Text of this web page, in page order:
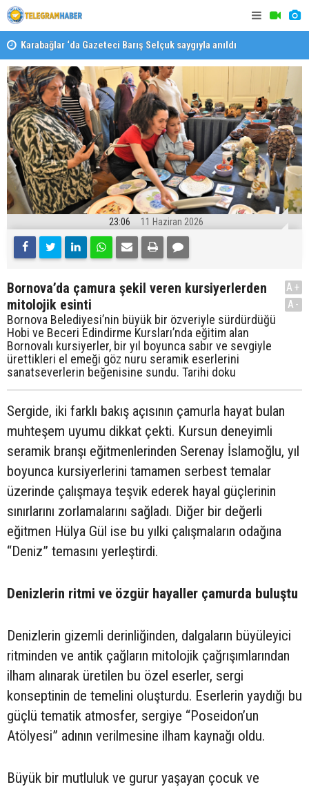
Karabağlar ‘da Gazeteci Barış Selçuk saygıyla anıldı
23:06 11 Haziran 2026
Bornova’da çamura şekil veren kursiyerlerden
mitolojik esinti
Bornova Belediyesi’nin büyük bir özveriyle sürdürdüğü
Hobi ve Beceri Edindirme Kursları’nda eğitim alan
Bornovalı kursiyerler, bir yıl boyunca sabır ve sevgiyle
ürettikleri el emeği göz nuru seramik eserlerini
sanatseverlerin beğenisine sundu. Tarihi doku
A+
A-
Sergide, iki farklı bakış açısının çamurla hayat bulan
muhteşem uyumu dikkat çekti. Kursun deneyimli
seramik branşı eğitmenlerinden Serenay İslamoğlu, yıl
boyunca kursiyerlerini tamamen serbest temalar
üzerinde çalışmaya teşvik ederek hayal güçlerinin
sınırlarını zorlamalarını sağladı. Diğer bir değerli
eğitmen Hülya Gül ise bu yılki çalışmaların odağına
“Deniz” temasını yerleştirdi.
Denizlerin ritmi ve özgür hayaller çamurda buluştu
Denizlerin gizemli derinliğinden, dalgaların büyüleyici
ritminden ve antik çağların mitolojik çağrışımlarından
ilham alınarak üretilen bu özel eserler, sergi
konseptinin de temelini oluşturdu. Eserlerin yaydığı bu
güçlü tematik atmosfer, sergiye “Poseidon’un
Atölyesi” adının verilmesine ilham kaynağı oldu.
Büyük bir mutluluk ve gurur yaşayan çocuk ve